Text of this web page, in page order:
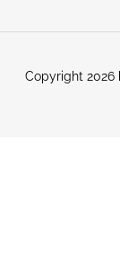
Copyright 2026